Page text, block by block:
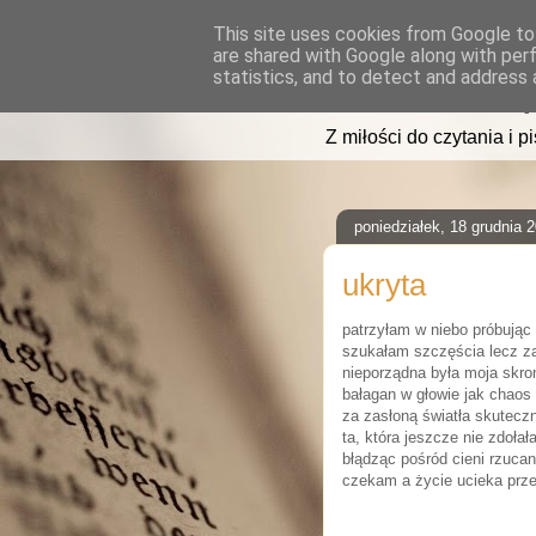
Z miłości do czytania i
poniedziałek, 18 grudnia
ukryta
patrzyłam w niebo
szukałam szczęścia lecz
nieporządna była moja
bałagan w głowie jak
za zasłoną światła
ta, która jeszcze nie
błądząc pośród cieni
czekam a życie ucieka
This site uses cookies from Google
are shared with Google along with
statistics, and to detect and address